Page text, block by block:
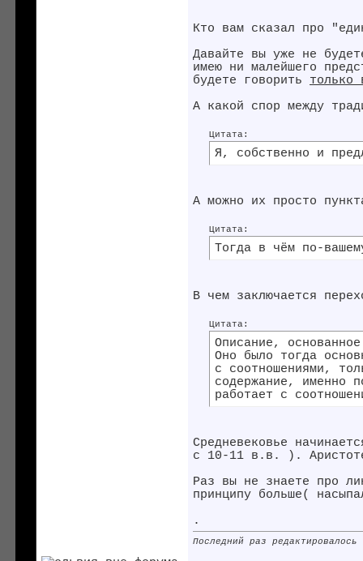
Кто вам сказал про
Давайте вы уже не
имею ни малейшего
будете говорить только
А какой спор между
Цитата:
Я, собственно и
А можно их просто
Цитата:
Тогда в чём по-
В чем заключается
Цитата:
Описание,
Оно было тогда
с соотношениями,
содержание, именно
работает с
Средневековье
с 10-11 в.в. ).
Раз вы не знаете про
принципу больше(
.
Последний раз